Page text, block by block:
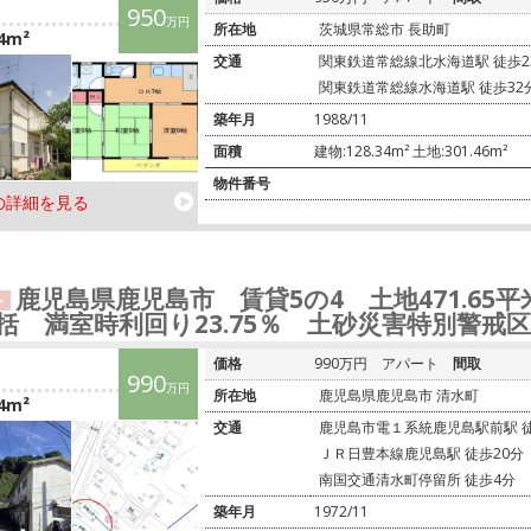
950万円
詳細を見る
所在地
茨城県常総市 長助町
交通
関東鉄道常総線北水海道駅 徒歩
関東鉄道常総線水海道駅 徒歩32
築年月
1988/11
面積
建物:128.34m² 土地:301.46m²
物件番号
鹿児島県鹿児島市 賃貸5の4 土地471.65
満室時利回り23.75％ 土砂災害特別警戒
990万円
価格 990万円 アパート
間取
所在地
鹿児島県鹿児島市 清水町
交通
鹿児島市電１系統鹿児島駅前駅
ＪＲ日豊本線鹿児島駅 徒歩20分
南国交通清水町停留所 徒歩4分
築年月
1972/11